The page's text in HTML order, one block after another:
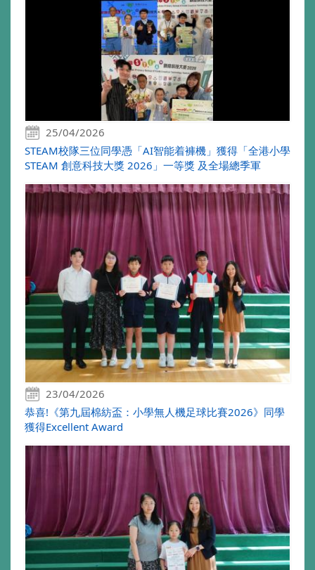
25/04/2026
STEAM校隊三位同學憑「AI智能着褲機」獲得「全港小學
STEAM 創意科技大獎 2026」一等獎 及全場總季軍
23/04/2026
恭喜!《第九屆棉紡盃：小學無人機足球比賽2026》同學
獲得Excellent Award